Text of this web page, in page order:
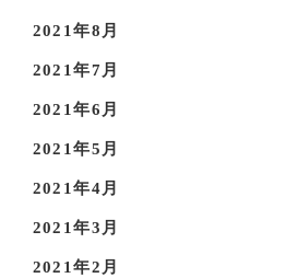
2021年8月
2021年7月
2021年6月
2021年5月
2021年4月
2021年3月
2021年2月